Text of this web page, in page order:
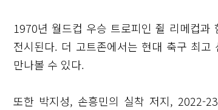
1970년 월드컵 우승 트로피인 쥘 리메컵
전시된다. 더 고트존에서는 현대 축구 최
만나볼 수 있다.
또한 박지성, 손흥민의 실착 저지, 2022-